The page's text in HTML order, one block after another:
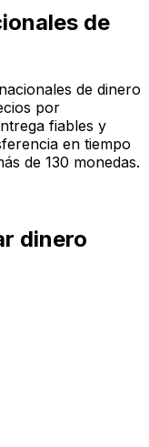
de
de dinero
por
fiables y
en tiempo
de 130 monedas.
dinero